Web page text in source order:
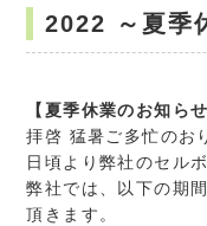
2022 ～夏季
【夏季休業のお知らせ
拝啓 猛暑ご多忙のお
日頃より弊社のセル
弊社では、以下の期
頂きます。